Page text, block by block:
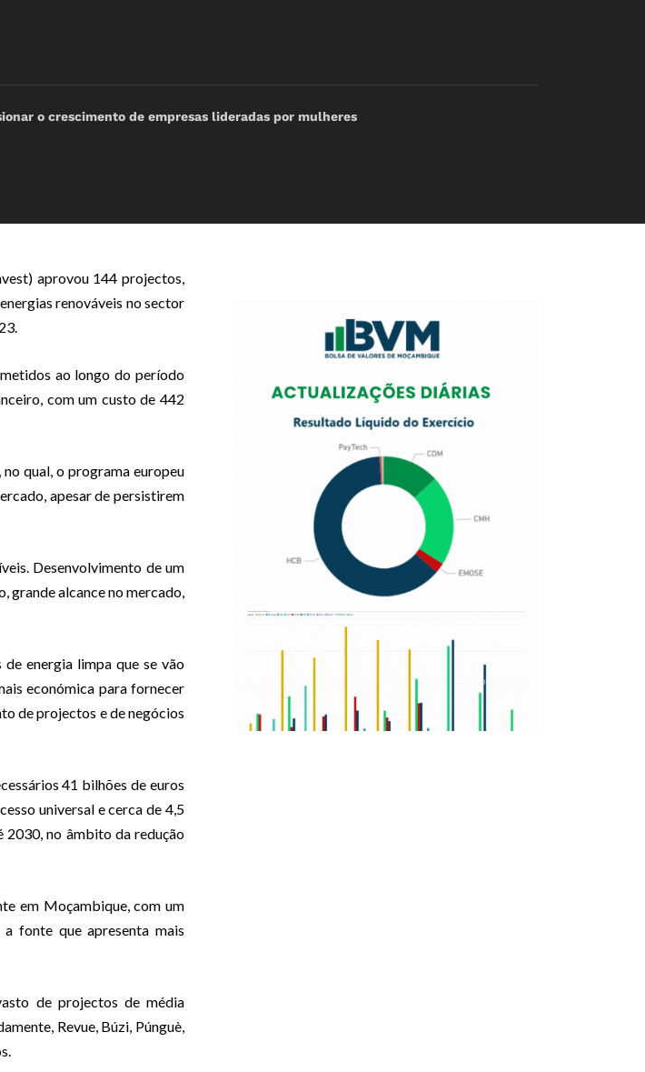
o crescimento de empresas lideradas por mulheres
aprovou 144 projectos,
renováveis no sector
ao longo do período
com um custo de 442
qual, o programa europeu
apesar de persistirem
Desenvolvimento de um
grande alcance no mercado,
energia limpa que se vão
económica para fornecer
de projectos e de negócios
41 bilhões de euros
universal e cerca de 4,5
2030, no âmbito da redução
em Moçambique, com um
fonte que apresenta mais
de projectos de média
Revue, Búzi, Púnguè,